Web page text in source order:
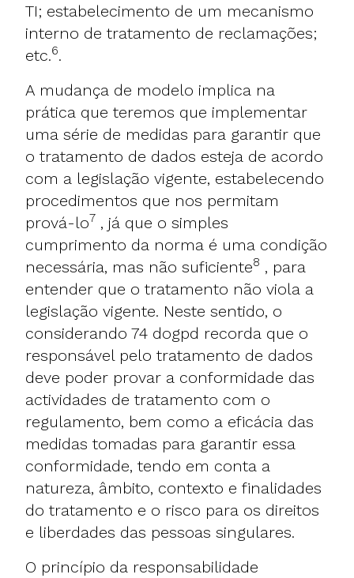
TI; estabelecimento de um mecanismo
interno de tratamento de reclamações;
etc.6.
A mudança de modelo implica na
prática que teremos que implementar
uma série de medidas para garantir que
o tratamento de dados esteja de acordo
com a legislação vigente, estabelecendo
procedimentos que nos permitam
prová-lo7 , já que o simples
cumprimento da norma é uma condição
necessária, mas não suficiente8 , para
entender que o tratamento não viola a
legislação vigente. Neste sentido, o
considerando 74 dogpd recorda que o
responsável pelo tratamento de dados
deve poder provar a conformidade das
actividades de tratamento com o
regulamento, bem como a eficácia das
medidas tomadas para garantir essa
conformidade, tendo em conta a
natureza, âmbito, contexto e finalidades
do tratamento e o risco para os direitos
e liberdades das pessoas singulares.
O princípio da responsabilidade